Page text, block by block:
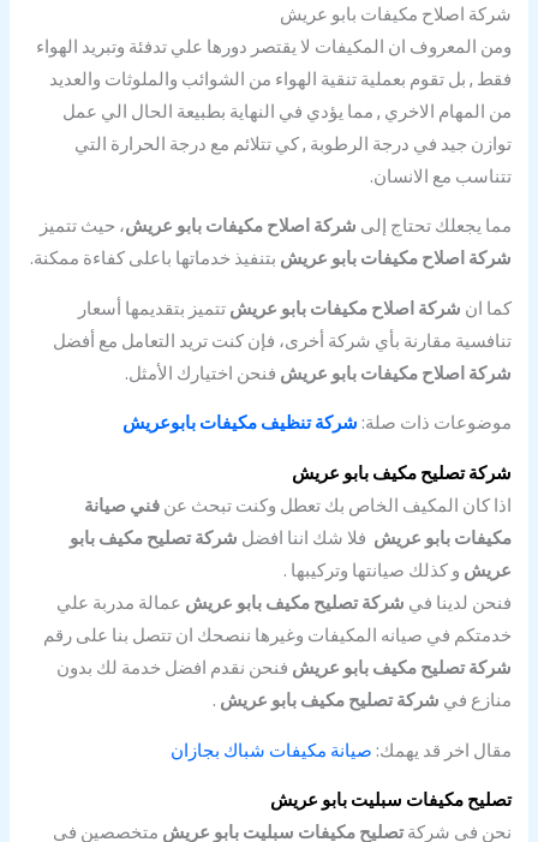
شركة اصلاح مكيفات بابو عريش
ومن المعروف ان المكيفات لا يقتصر دورها علي تدفئة وتبريد الهواء
فقط , بل تقوم بعملية تنقية الهواء من الشوائب والملوثات والعديد
من المهام الاخري , مما يؤدي في النهاية بطبيعة الحال الي عمل
توازن جيد في درجة الرطوبة , كي تتلائم مع درجة الحرارة التي
تتناسب مع الانسان.
مما يجعلك تحتاج إلى شركة اصلاح مكيفات بابو عريش، حيث تتميز
شركة اصلاح مكيفات بابو عريش بتنفيذ خدماتها باعلى كفاءة ممكنة.
كما ان شركة اصلاح مكيفات بابو عريش تتميز بتقديمها أسعار
تنافسية مقارنة بأي شركة أخرى، فإن كنت تريد التعامل مع أفضل
شركة اصلاح مكيفات بابو عريش فنحن اختيارك الأمثل.
موضوعات ذات صلة: شركة تنظيف مكيفات بابوعريش
شركة تصليح مكيف بابو عريش
اذا كان المكيف الخاص بك تعطل وكنت تبحث عنفني صيانة
مكيفات بابو عريش فلا شك اننا افضل شركة تصليح مكيف بابو
عريش و كذلك صيانتها وتركيبها .
فنحن لدينا في شركة تصليح مكيف بابو عريش عمالة مدربة علي
خدمتكم في صيانه المكيفات وغيرها ننصحك ان تتصل بنا على رقم
شركة تصليح مكيف بابو عريش فنحن نقدم افضل خدمة لك بدون
منازع في شركة تصليح مكيف بابو عريش .
مقال اخر قد يهمك: صيانة مكيفات شباك بجازان
تصليح مكيفات سبليت بابو عريش
نحن في شركةتصليح مكيفات سبليت بابو عريش متخصصين في